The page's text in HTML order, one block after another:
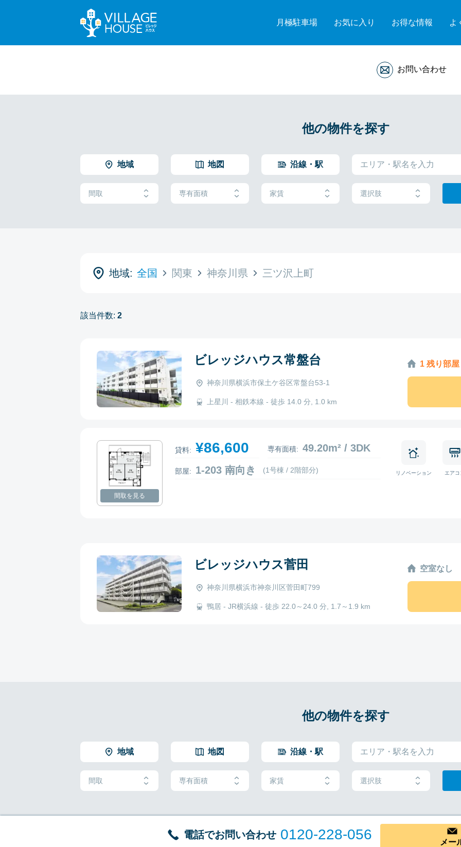
月極駐車場 お気に入り お得な情報 よ
お問い合わせ
他の物件を探す
地域 地図 沿線・駅
間取 専有面積 家賃 選択肢
地域: 全国 関東 神奈川県 三ツ沢上町
該当件数: 2
ビレッジハウス常盤台
神奈川県横浜市保土ケ谷区常盤台53-1
上星川 - 相鉄本線 - 徒歩 14.0 分, 1.0 km
1 残り部屋
間取を見る
貸料: ¥86,600 専有面積: 49.20m² / 3DK
部屋: 1-203 南向き (1号棟 / 2階部分) リノベーション エアコ
ビレッジハウス菅田
神奈川県横浜市神奈川区菅田町799
鴨居 - JR横浜線 - 徒歩 22.0～24.0 分, 1.7～1.9 km
空室なし
他の物件を探す
地域 地図 沿線・駅
間取 専有面積 家賃 選択肢
電話でお問い合わせ 0120-228-056 メー